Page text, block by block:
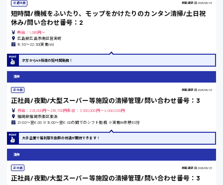
竹原市
熊本県
島根県
時給1300円〜
時給1200円〜
派遣社員 掲載更新日 2026/06/23
短時間/機械をふいたり、モップをかけたりのカンタン清掃/土日祝
休み/問い合わせ番号：2
時給：1,085円～
広島県広島市南区皆実町
18:30〜22:30(実働4h)
夕方から4h程度の短時間勤務！
清掃
正社員 掲載更新日 2026/06/23
正社員/夜勤/大型スーパー等施設の清掃管理/問い合わせ番号：3
月給：228,000円～285,700円年収：3,300,000円～4,000,000円
福岡県福岡市東区東浜
21:00〜翌6:00 ※18:00〜翌6:00の間でのシフト勤務 ※実働8h休憩60分
大手企業で福利厚生抜群の待遇が期待できます！
清掃
正社員 掲載更新日 2026/06/23
正社員/夜勤/大型スーパー等施設の清掃管理/問い合わせ番号：3